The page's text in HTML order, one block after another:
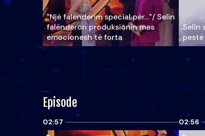
"Një falenderim special për…"/ Selin
falënderon produksionin mes
emocionesh të forta
Selin
pestë
Episode
02:57 02:56